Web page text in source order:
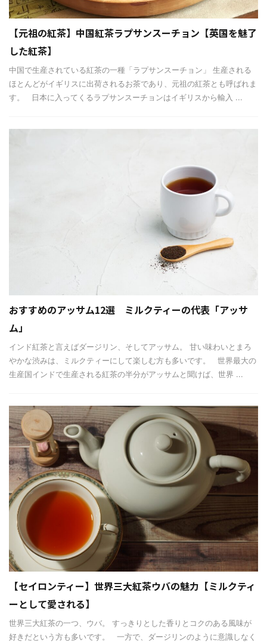
【元祖の紅茶】中国紅茶ラプサンスーチョン【英国を魅了
した紅茶】
中国で生産されている紅茶の一種「ラプサンスーチョン」 生産される
ほとんどがイギリスに出荷されるお茶であり、元祖の紅茶とも呼ばれま
す。 日本に入ってくるラプサンスーチョンはイギリスから輸入 ...
おすすめのアッサム12選 ミルクティーの代表「アッサ
ム」
インド紅茶と言えばダージリン、そしてアッサム。 甘い味わいとまろ
やかな渋みは、ミルクティーにして楽しむ方も多いです。 世界最大の
生産国インドで生産される紅茶の半分がアッサムと聞けば、世界 ...
【セイロンティー】世界三大紅茶ウバの魅力【ミルクティ
ーとして愛される】
世界三大紅茶の一つ、ウバ。 すっきりとした香りとコクのある風味が
好きだという方も多いです。 一方で、ダージリンのように意識しなく